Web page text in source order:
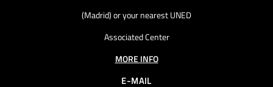
(Madrid) or your nearest UNED
Associated Center
MORE INFO
E-MAIL